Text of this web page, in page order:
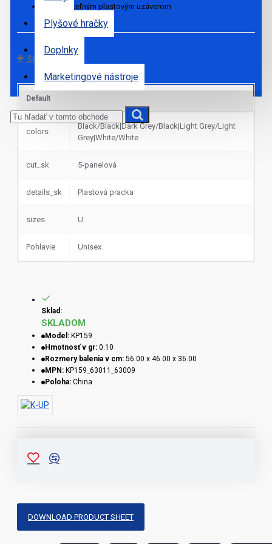
Plyšové hračky
Doplnky
Marketingové nástroje
S nastaviteľným plastovým uzáverom
ŠPECIFIKÁCIE
Default
colors
Black/Black|Dark Grey/Black|Light Grey/Light
Grey|White/White
cut_sk 5-panelová
details_sk Plastová pracka
sizes U
Pohlavie Unisex
Sklad:
SKLADOM
Model: KP159
Hmotnosť v gr: 0.10
Rozmery balenia v cm: 56.00 x 46.00 x 36.00
MPN: KP159_63011_63009
Poloha: China
DOWNLOAD PRODUCT SHEET